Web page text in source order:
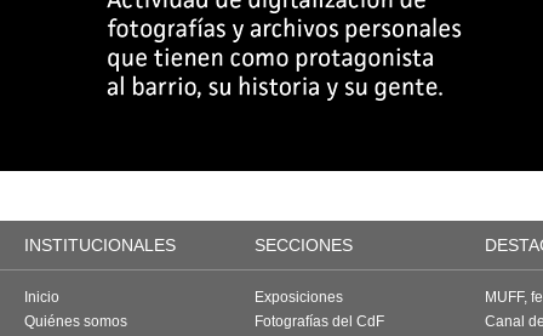
INSTITUCIONALES SECCIONES
Inicio
Quiénes somos
Exposiciones
Fotografías del CdF
MUFF,
Canal